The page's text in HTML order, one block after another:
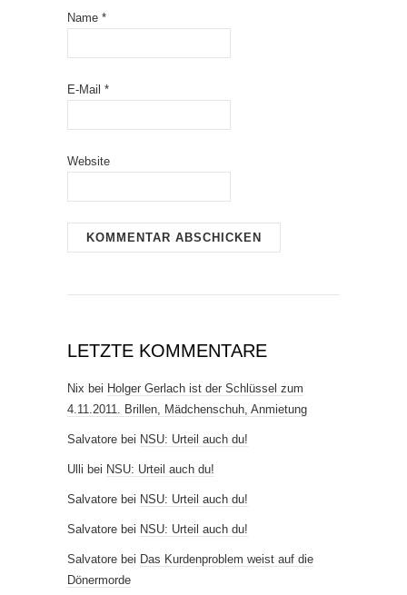
Name *
E-Mail *
Website
LETZTE KOMMENTARE
Nix bei Holger Gerlach ist der Schlüssel zum
4.11.2011. Brillen, Mädchenschuh, Anmietung
Salvatore bei NSU: Urteil auch du!
Ulli bei NSU: Urteil auch du!
Salvatore bei NSU: Urteil auch du!
Salvatore bei NSU: Urteil auch du!
Salvatore bei Das Kurdenproblem weist auf die
Dönermorde